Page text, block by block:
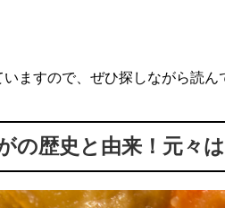
ますので、ぜひ探しながら読ん
の歴史と由来！元々